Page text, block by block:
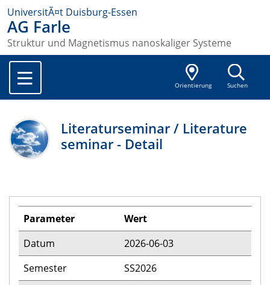
UniversitÃ¤t Duisburg-Essen
AG Farle
Struktur und Magnetismus nanoskaliger Systeme
Orientierung Suchen
Literaturseminar / Literature
seminar - Detail
Parameter
Wert
Datum
2026-06-03
Semester
SS2026